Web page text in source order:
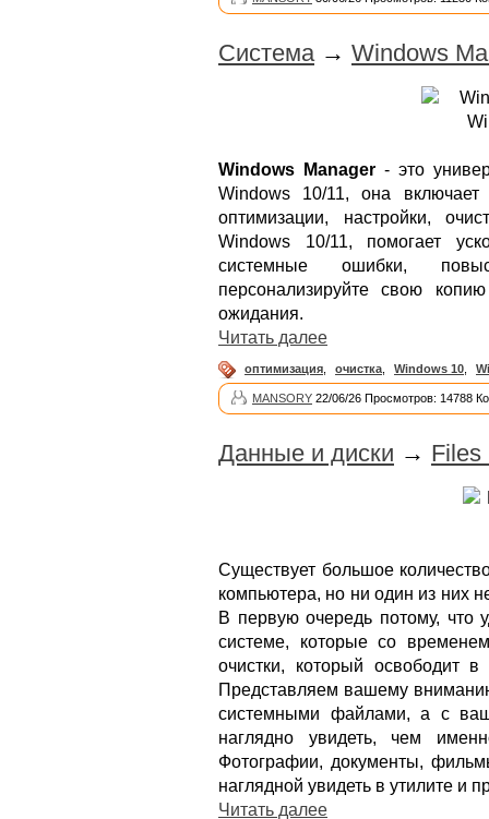
Система→ Windows
Windows Manager - это
Windows 10/11, она
оптимизации, настройки,
Windows 10/11, помогает
системные ошибки,
персонализируйте свою
ожидания.
Читать далее
оптимизация очистка Windows 10
MANSORY 22/06/26 Просмотров: 14788
Данные и диски → Files
Существует большое
компьютера, но ни один из них
В первую очередь потому, что
системе, которые со
очистки, который освободит
Представляем вашему
системными файлами, а с
наглядно увидеть, чем
Фотографии, документы,
наглядной увидеть в утилите и
Читать далее